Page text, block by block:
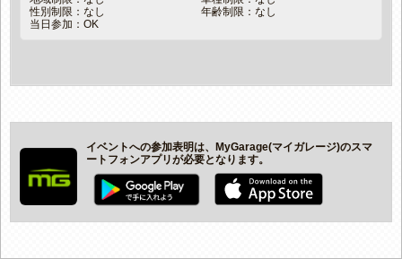
性別制限：なし
年齢制限：なし
当日参加：OK
イベントへの参加表明は、MyGarage(マイガレージ)のスマ
ートフォンアプリが必要となります。